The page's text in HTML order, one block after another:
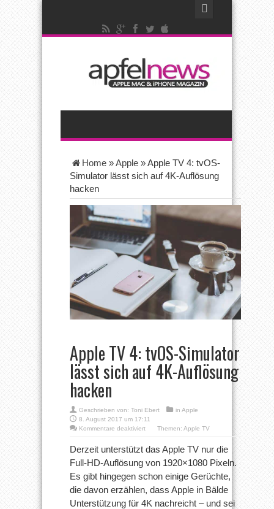
Home »Apple »Apple TV 4: tvOS-
Simulator lässt sich auf 4K-Auflösung
hacken
Apple TV 4: tvOS-Simulator
lässt sich auf 4K-Auflösung
hacken
Geschrieben von: Toni Ebert in Apple
8. August 2017 um 17:11
Kommentare deaktiviertfür
TV
4:
tvOS-
lässt
sich
auf
4K-
Themen: Apple TV
Derzeit unterstützt das Apple TV nur die
Full-HD-Auflösung von 1920×1080 Pixeln.
Es gibt hingegen schon einige Gerüchte,
die davon erzählen, dass Apple in Bälde
Unterstützung für 4K nachreicht – und sei